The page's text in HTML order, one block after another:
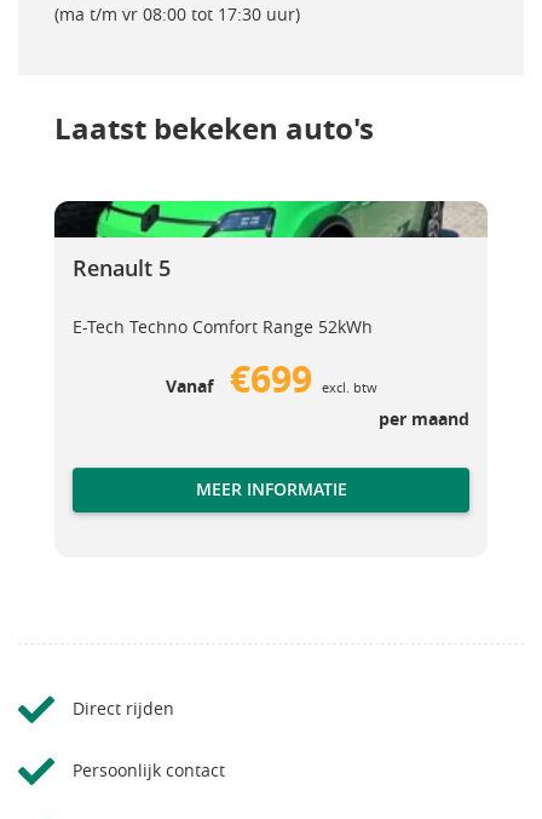
(ma t/m vr 08:00 tot 17:30 uur)
Laatst bekeken auto's
Renault 5
Renault 5
Renault 5
E-Tech Techno Comfort Range 52kWh
Vanaf €699 excl. btw
per maand
MEER INFORMATIE
Direct rijden
Persoonlijk contact